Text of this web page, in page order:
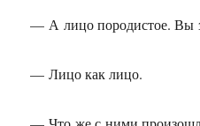
— А лицо породистое. Вы
— Лицо как лицо.